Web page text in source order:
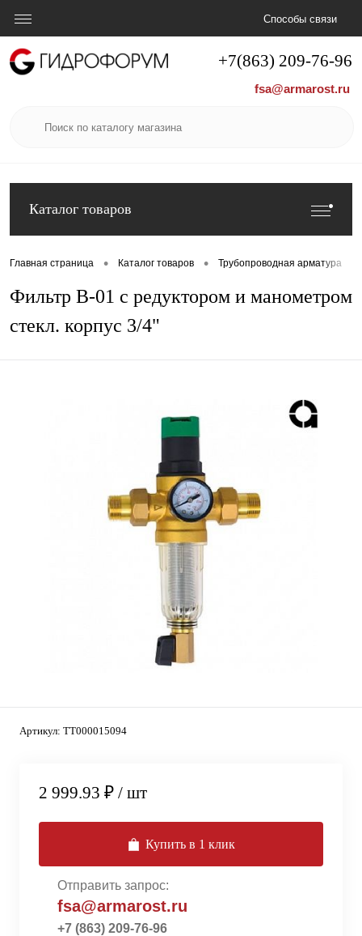
+7(863) 209-76-96
fsa@armarost.ru
Способы связи
Каталог товаров
Главная страница • Каталог товаров • Трубопроводная арматура
Фильтр B-01 с редуктором и манометром
стекл. корпус 3/4"
Артикул: ТТ000015094
2 999.93 ₽ / шт
Купить в 1 клик
Отправить запрос:
fsa@armarost.ru
+7 (863) 209-76-96